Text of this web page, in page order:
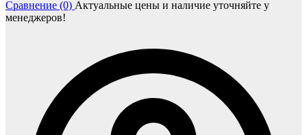
Сравнение (0) Актуальные цены и наличие уточняйте у
менеджеров!